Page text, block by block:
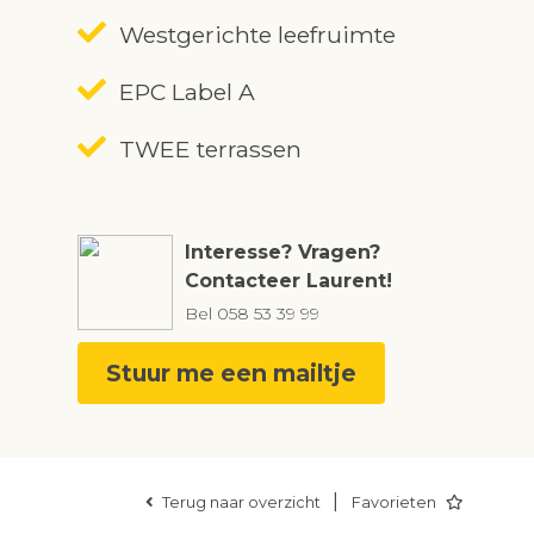
Westgerichte leefruimte
EPC Label A
TWEE terrassen
Interesse? Vragen?
Contacteer Laurent!
Bel 058 53 39 99
Stuur me een mailtje
Terug naar overzicht Favorieten